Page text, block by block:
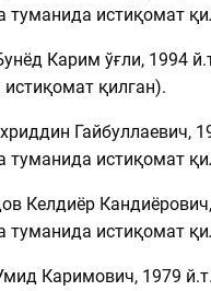
туманида истиқомат
Карим ўғли, 1994
қилган).
Гайбуллаевич,
туманида истиқомат
Келдиёр
туманида истиқомат
Каримович, 1979